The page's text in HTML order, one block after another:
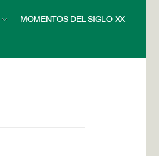
MOMENTOS DEL SIGLO XX